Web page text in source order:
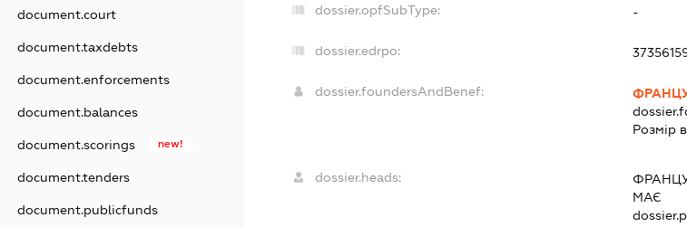
document.court
document.taxdebts
document.enforcements
document.balances
document.scorings new!
document.tenders
document.publicfunds
dossier.opfSubType: -
dossier.edrpo:
dossier.foundersAndBenef:
Розмір
dossier.heads:
МАЄ